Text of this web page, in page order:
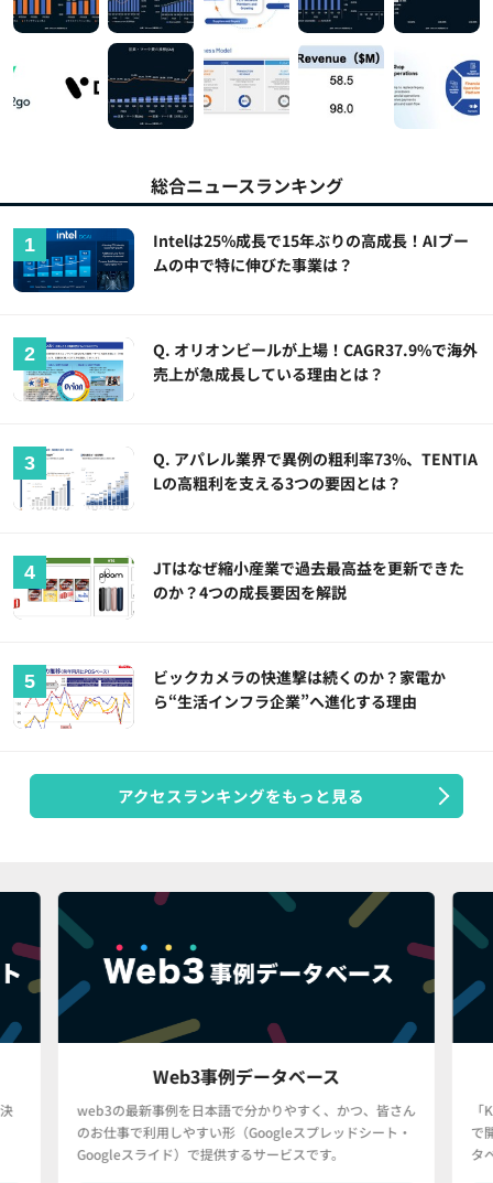
総合ニュースランキング
Intelは25%成長で15年ぶりの高成長！AIブー
ムの中で特に伸びた事業は？
Q. オリオンビールが上場！CAGR37.9%で海外
売上が急成長している理由とは？
Q. アパレル業界で異例の粗利率73%、TENTIA
Lの高粗利を支える3つの要因とは？
JTはなぜ縮小産業で過去最高益を更新できた
のか？4つの成長要因を解説
ビックカメラの快進撃は続くのか？家電か
ら“生活インフラ企業”へ進化する理由
アクセスランキングをもっと見る
Web3事例データベース
web3の最新事例を日本語で分かりやすく、かつ、皆さん
のお仕事で利用しやすい形（Googleスプレッドシート・
Googleスライド）で提供するサービスです。
で
タ